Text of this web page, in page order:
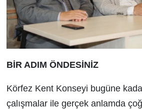
BİR ADIM ÖNDESİNİZ
Körfez Kent Konseyi bugüne
çalışmalar ile gerçek anlamda